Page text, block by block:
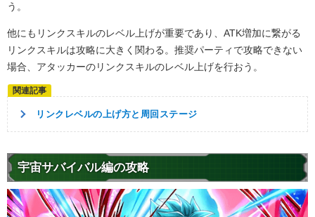
う。
他にもリンクスキルのレベル上げが重要であり、ATK増加に繋がる
リンクスキルは攻略に大きく関わる。推奨パーティで攻略できない
場合、アタッカーのリンクスキルのレベル上げを行おう。
リンクレベルの上げ方と周回ステージ
宇宙サバイバル編の攻略